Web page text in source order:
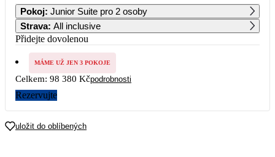
49 190
7 8
14 15
28
Pokoj: Junior Suite pro 2 osoby
Strava: All inclusive
Přidejte dovolenou
MÁME UŽ JEN 3 POKOJE
Celkem: 98 380 Kčpodrobnosti
Rezervujte
uložit do oblíbených